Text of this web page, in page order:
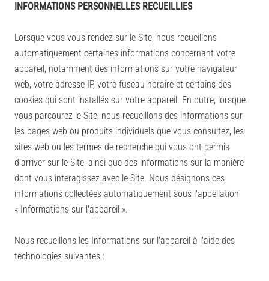
INFORMATIONS PERSONNELLES RECUEILLIES
Lorsque vous vous rendez sur le Site, nous recueillons
automatiquement certaines informations concernant votre
appareil, notamment des informations sur votre navigateur
web, votre adresse IP, votre fuseau horaire et certains des
cookies qui sont installés sur votre appareil. En outre, lorsque
vous parcourez le Site, nous recueillons des informations sur
les pages web ou produits individuels que vous consultez, les
sites web ou les termes de recherche qui vous ont permis
d'arriver sur le Site, ainsi que des informations sur la manière
dont vous interagissez avec le Site. Nous désignons ces
informations collectées automatiquement sous l'appellation
« Informations sur l'appareil ».
Nous recueillons les Informations sur l'appareil à l'aide des
technologies suivantes :